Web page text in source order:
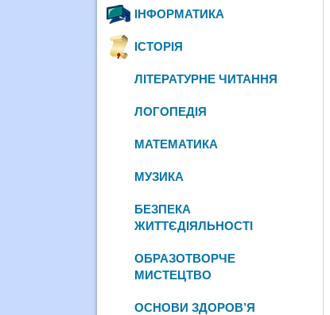
ІНФОРМАТИКА
ІСТОРІЯ
ЛІТЕРАТУРНЕ ЧИТАННЯ
ЛОГОПЕДІЯ
МАТЕМАТИКА
МУЗИКА
БЕЗПЕКА
ЖИТТЄДІЯЛЬНОСТІ
ОБРАЗОТВОРЧЕ
МИСТЕЦТВО
ОСНОВИ ЗДОРОВ’Я